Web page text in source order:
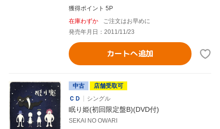
獲得ポイント 5P
在庫わずか
ご注文はお早めに
発売年月日：2011/11/23
カートへ追加
中古
店舗受取可
ＣＤ
シングル
眠り姫(初回限定盤B)(DVD付)
SEKAI NO OWARI